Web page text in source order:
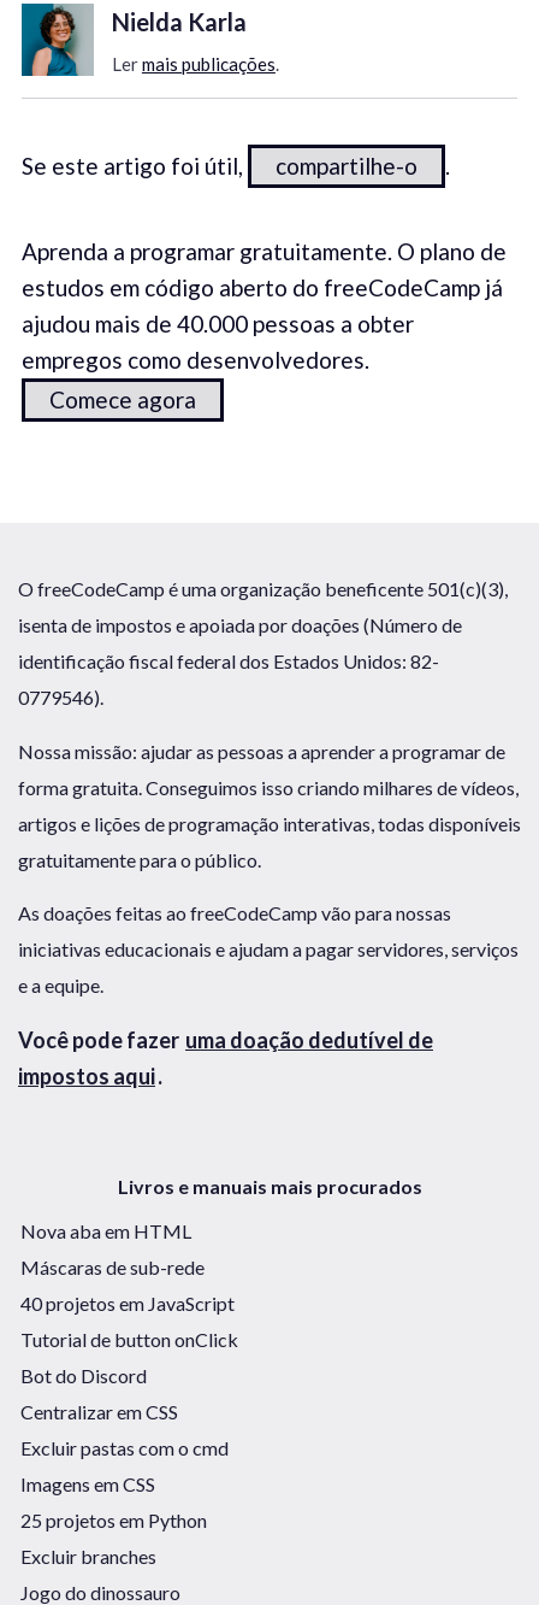
Nielda Karla
Lermais publicações.
Se este artigo foi útil, compartilhe-o .
Aprenda a programar gratuitamente. O plano de
estudos em código aberto do freeCodeCamp já
ajudou mais de 40.000 pessoas a obter
empregos como desenvolvedores.
Comece agora
O freeCodeCamp é uma organização beneficente 501(c)(3),
isenta de impostos e apoiada por doações (Número de
identificação fiscal federal dos Estados Unidos: 82-
0779546).
Nossa missão: ajudar as pessoas a aprender a programar de
forma gratuita. Conseguimos isso criando milhares de vídeos,
artigos e lições de programação interativas, todas disponíveis
gratuitamente para o público.
As doações feitas ao freeCodeCamp vão para nossas
iniciativas educacionais e ajudam a pagar servidores, serviços
e a equipe.
Você pode fazer uma doação dedutível de
impostos aqui.
Livros e manuais mais procurados
Nova aba em HTML
Máscaras de sub-rede
40 projetos em JavaScript
Tutorial de button onClick
Bot do Discord
Centralizar em CSS
Excluir pastas com o cmd
Imagens em CSS
25 projetos em Python
Excluir branches
Jogo do dinossauro